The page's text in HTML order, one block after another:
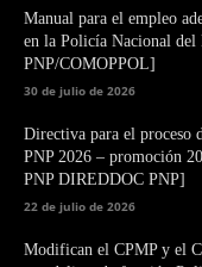
Manual para el empleo
en la Policía Nacional
PNP/COMOPPOL]
30 de julio de 2026
Directiva para el proceso
PNP 2026 – promoción
PNP DIREDDOC PNP]
22 de julio de 2026
Modifican el CPMP y el